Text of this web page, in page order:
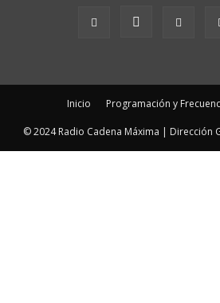
Inicio Programación y
© 2024 Radio Cadena Máxima | Dirección